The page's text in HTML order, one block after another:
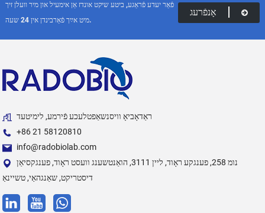
פֿאַר יעדע פֿראַגע, ביטע שיקט אונדז אַן אימעיל און מיר וועלן זיך
מיט אײַך פֿאַרבינדן אין 24 שעה.
אָנפֿרעג
ראַדאָביאָ וויסנשאַפטלעכע פֿירמע, לימיטעד
+86 21 58120810
info@radobiolab.com
נומ 258, פענגקע ראָוד, ליין 3111, הואַנטשענג וועסט ראָוד, פענגקסיאַן
דיסטריקט, שאַנגהאַי, טשיינאַ